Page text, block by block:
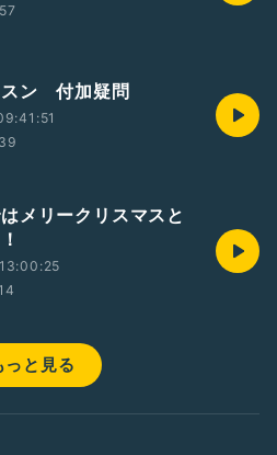
スン 付加疑問
メリークリスマスと
っと見る